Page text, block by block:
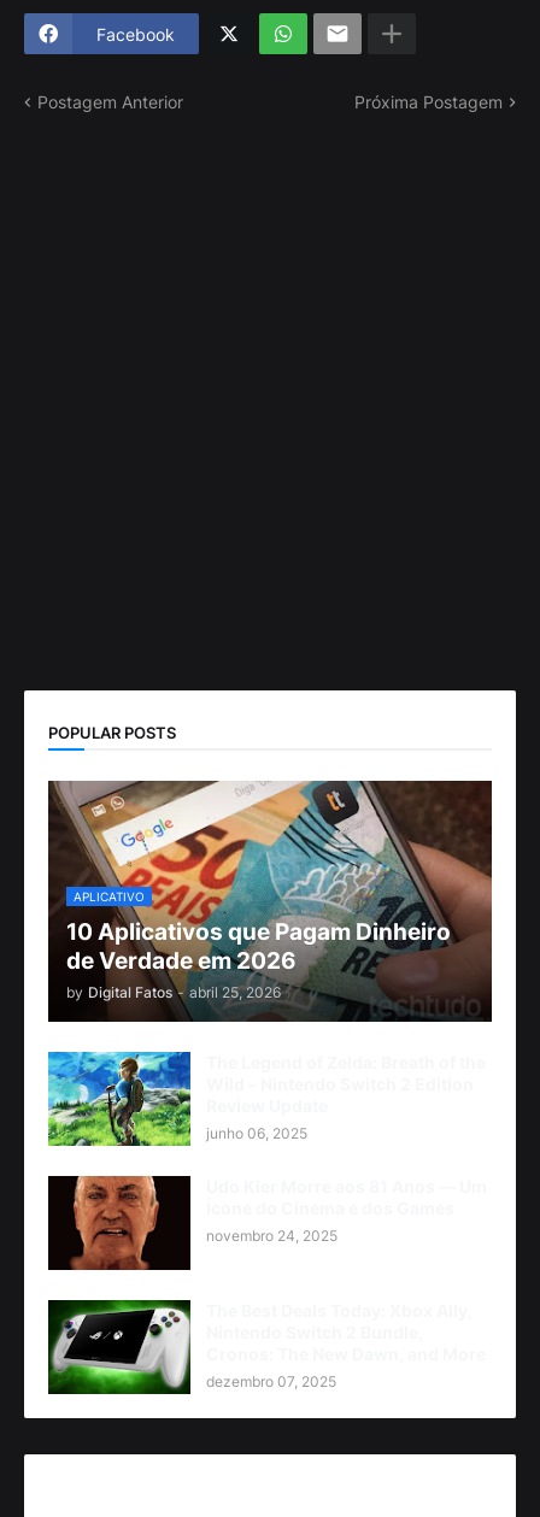
Facebook
Postagem Anterior Próxima Postagem
POPULAR POSTS
APLICATIVO
10 Aplicativos que Pagam Dinheiro
de Verdade em 2026
by Digital Fatos - abril 25, 2026
junho 06, 2025
novembro 24, 2025
dezembro 07, 2025